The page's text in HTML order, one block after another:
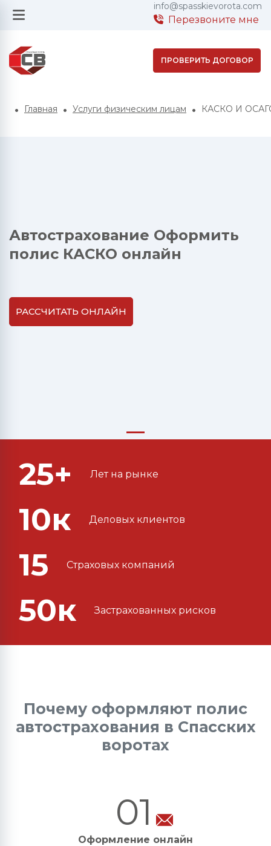
info@spasskievorota.com
Перезвоните мне
ПРОВЕРИТЬ ДОГОВОР
Главная Услуги физическим лицам КАСКО И
Автострахование Оформить
полис КАСКО онлайн
РАССЧИТАТЬ ОНЛАЙН
25+ Лет на рынке
10к Деловых клиентов
15 Страховых компаний
50к Застрахованных рисков
Почему оформляют полис
автострахования в Спасских
воротах
01
Оформление онлайн